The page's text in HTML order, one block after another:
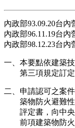
內政部93.09.20台內
內政部96.11.19台內
內政部98.12.23台內
一、本要點依建築
第三項規定訂定
二、申請認可之案
築物防火避難
評定書，向中
前項建築物防